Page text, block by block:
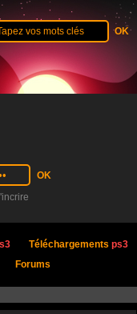
Téléchargements ps3
Forums